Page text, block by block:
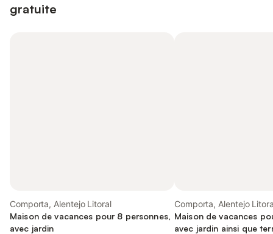
gratuite
Comporta, Alentejo Litoral
Maison de vacances pour 8 personnes,
avec jardin
Comporta, Alentejo
Maison de vacances
avec jardin ainsi que